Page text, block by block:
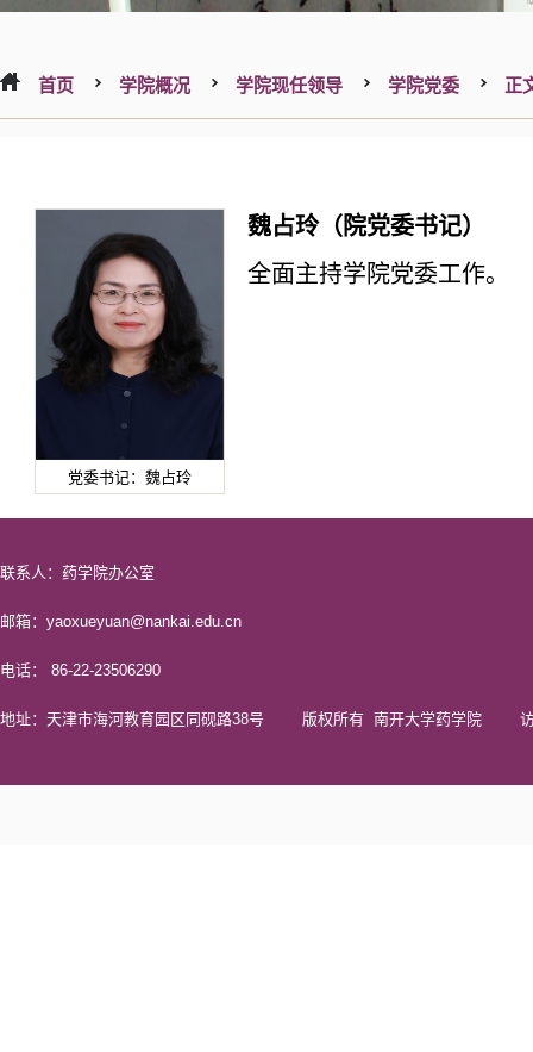
首页 学院概况 学院现任领导 学院党委 正
党委书记：魏占玲
魏占玲（院党委书记）
全面主持学院党委工作。
联系人：药学院办公室
邮箱：yaoxueyuan@nankai.edu.cn
电话： 86-22-23506290
地址：天津市海河教育园区同砚路38号 版权所有 南开大学药学院 访